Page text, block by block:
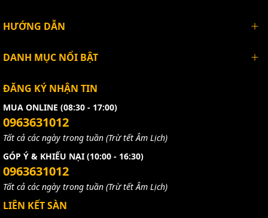
HƯỚNG DẪN
DANH MỤC NỔI BẬT
ĐĂNG KÝ NHẬN TIN
MUA ONLINE (08:30 - 17:00)
0963631012
Tất cả các ngày trong tuần (Trừ tết Âm Lịch)
GÓP Ý & KHIẾU NẠI (10:00 - 16:30)
0963631012
Tất cả các ngày trong tuần (Trừ tết Âm Lịch)
LIÊN KẾT SÀN